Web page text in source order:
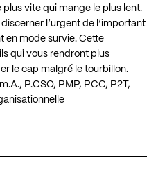
vite qui mange le plus lent.
l’urgent de l’important
en mode survie. Cette
qui vous rendront plus
le cap malgré le tourbillon.
P.CSO, PMP, PCC, P2T,